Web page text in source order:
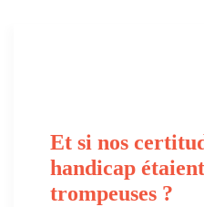
Et si nos
handicap
trompeuses ?